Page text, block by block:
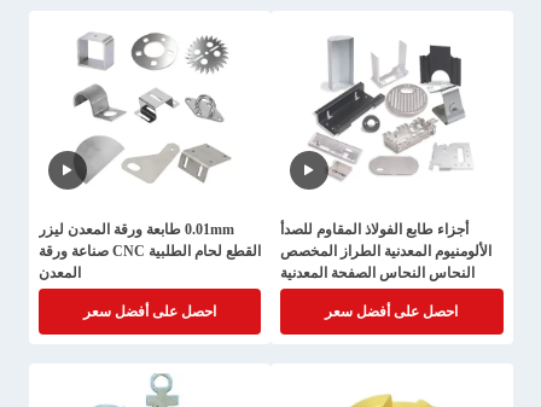
أجزاء طابع الفولاذ المقاوم للصدأ
الألومنيوم المعدنية الطراز المخصص
النحاس النحاس الصفحة المعدنية
التصنيع
احصل على أفضل سعر
0.01mm طابعة ورقة المعدن ليزر
القطع لحام الطلبية CNC صناعة ورقة
المعدن
احصل على أفضل سعر